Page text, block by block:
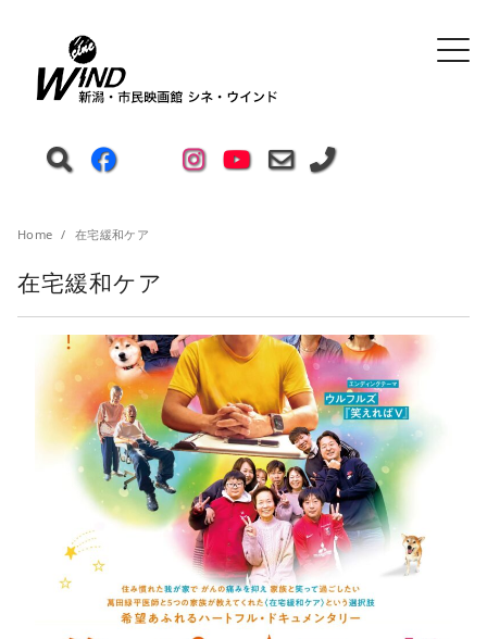
Home 在宅緩和ケア
在宅緩和ケア